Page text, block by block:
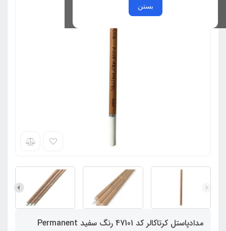
بستن
مدادپاستل کرتاکالر کد 47101 رنگ سفید Permanent